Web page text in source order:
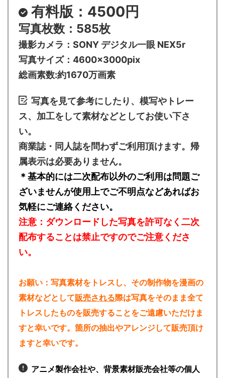
有料版：4500円
写真枚数：585枚
撮影カメラ：SONY デジタル一眼 NEX5r
写真サイズ：4600×3000pix
総画素数:約1670万画素
写真を見て参考にしたり、模写やトレー
ス、加工をして素材などとしてお使い下さ
い。
商業誌・同人誌を問わずご利用頂けます。帰
属表示は必要ありません。
＊基本的には二次配布以外のご利用は問題ご
ざいませんが使用上でご不明点などあればお
気軽にご連絡ください。
注意：ダウンロードした写真を許可なく二次
配布することは禁止ですのでご注意くださ
い。
お願い：写真素材をトレスし、その制作物を漫画の
素材などとして販売される際は写真をそのまま全て
トレスしたものを販売することをご遠慮いただけま
すと幸いです。箇所の抽出やアレンジして販売頂け
ますと幸いです。
アニメ製作会社や、背景素材販売会社等の個人